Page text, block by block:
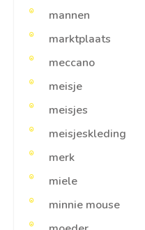
mannen
marktplaats
meccano
meisje
meisjes
meisjeskleding
merk
miele
minnie mouse